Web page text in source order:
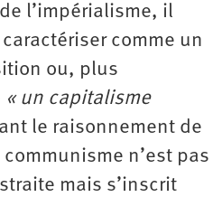
l’impérialisme, il
comme un
ou, plus
« un capitalisme
le raisonnement de
n’est pas
mais s’inscrit